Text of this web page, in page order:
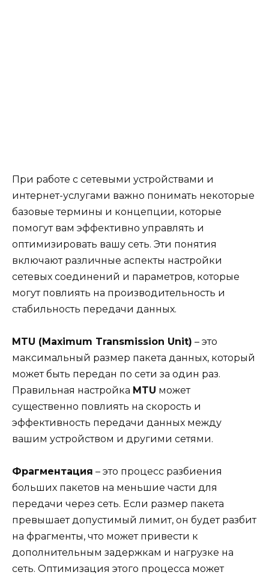
При работе с сетевыми устройствами и
интернет-услугами важно понимать некоторые
базовые термины и концепции, которые
помогут вам эффективно управлять и
оптимизировать вашу сеть. Эти понятия
включают различные аспекты настройки
сетевых соединений и параметров, которые
могут повлиять на производительность и
стабильность передачи данных.
MTU (Maximum Transmission Unit) – это
максимальный размер пакета данных, который
может быть передан по сети за один раз.
Правильная настройка MTU может
существенно повлиять на скорость и
эффективность передачи данных между
вашим устройством и другими сетями.
Фрагментация – это процесс разбиения
больших пакетов на меньшие части для
передачи через сеть. Если размер пакета
превышает допустимый лимит, он будет разбит
на фрагменты, что может привести к
дополнительным задержкам и нагрузке на
сеть. Оптимизация этого процесса может